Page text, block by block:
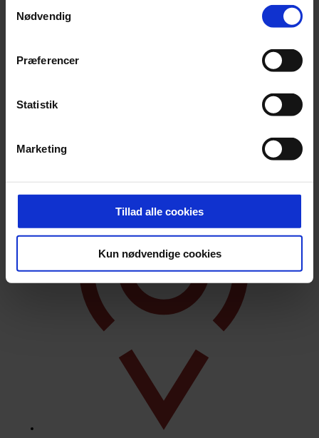
Nødvendig
Præferencer
Statistik
Marketing
Tillad alle cookies
Kun nødvendige cookies
COASTZONE CHALLENGE